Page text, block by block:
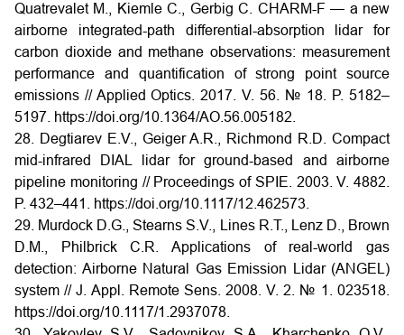
Quatrevalet M., Kiemle C., Gerbig C. CHARM-F — a new
airborne integrated-path differential-absorption lidar for
carbon dioxide and methane observations: measurement
performance and quantification of strong point source
emissions // Applied Optics. 2017. V. 56. № 18. P. 5182–
5197. https://doi.org/10.1364/AO.56.005182.
28. Degtiarev E.V., Geiger A.R., Richmond R.D. Compact
mid-infrared DIAL lidar for ground-based and airborne
pipeline monitoring // Proceedings of SPIE. 2003. V. 4882.
P. 432–441. https://doi.org/10.1117/12.462573.
29. Murdock D.G., Stearns S.V., Lines R.T., Lenz D., Brown
D.M., Philbrick C.R. Applications of real-world gas
detection: Airborne Natural Gas Emission Lidar (ANGEL)
system // J. Appl. Remote Sens. 2008. V. 2. № 1. 023518.
https://doi.org/10.1117/1.2937078.